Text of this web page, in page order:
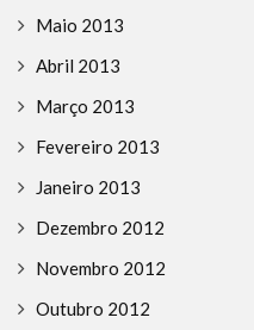
Maio 2013
Abril 2013
Março 2013
Fevereiro 2013
Janeiro 2013
Dezembro 2012
Novembro 2012
Outubro 2012